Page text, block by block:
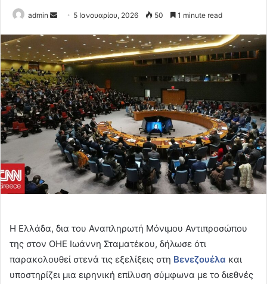
admin
Send
email
5 Ιανουαρίου, 2026 50 1 minute read
Η Ελλάδα, δια του Αναπληρωτή Μόνιμου Αντιπροσώπου
της στον ΟΗΕ Ιωάννη Σταματέκου, δήλωσε ότι
παρακολουθεί στενά τις εξελίξεις στη Βενεζουέλα και
υποστηρίζει μια ειρηνική επίλυση σύμφωνα με το διεθνές